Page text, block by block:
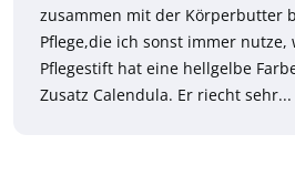
zusammen mit der Körperbutter
Pflege,die ich sonst immer nutze,
Pflegestift hat eine hellgelbe
Zusatz Calendula. Er riecht sehr...